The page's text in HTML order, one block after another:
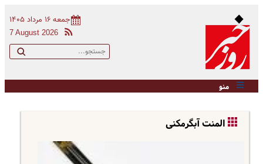
جمعه ۱۶ مرداد ۱۴۰۵
7 August 2026
منو
المنت آبگرمکنی